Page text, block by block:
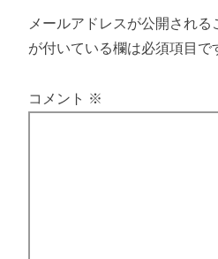
メールアドレスが公開される
が付いている欄は必須項目で
コメント ※